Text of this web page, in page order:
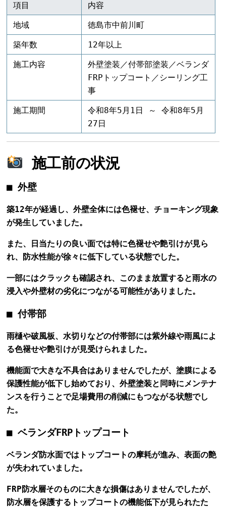
項目 内容
地域 徳島市中前川町
築年数 12年以上
施工内容
外壁塗装／付帯部塗装／ベランダ
FRPトップコート／シーリング工
事
施工期間
令和8年5月1日 ～ 令和8年5月
27日
施工前の状況
■ 外壁
築12年が経過し、外壁全体には色褪せ、チョーキング現象
が発生していました。
また、日当たりの良い面では特に色褪せや艶引けが見ら
れ、防水性能が徐々に低下している状態でした。
一部にはクラックも確認され、このまま放置すると雨水の
浸入や外壁材の劣化につながる可能性がありました。
■ 付帯部
雨樋や破風板、水切りなどの付帯部には紫外線や雨風によ
る色褪せや艶引けが見受けられました。
機能面で大きな不具合はありませんでしたが、塗膜による
保護性能が低下し始めており、外壁塗装と同時にメンテナ
ンスを行うことで足場費用の削減にもつながる状態でし
た。
■ ベランダFRPトップコート
ベランダ防水面ではトップコートの摩耗が進み、表面の艶
が失われていました。
FRP防水層そのものに大きな損傷はありませんでしたが、
防水層を保護するトップコートの機能低下が見られたた